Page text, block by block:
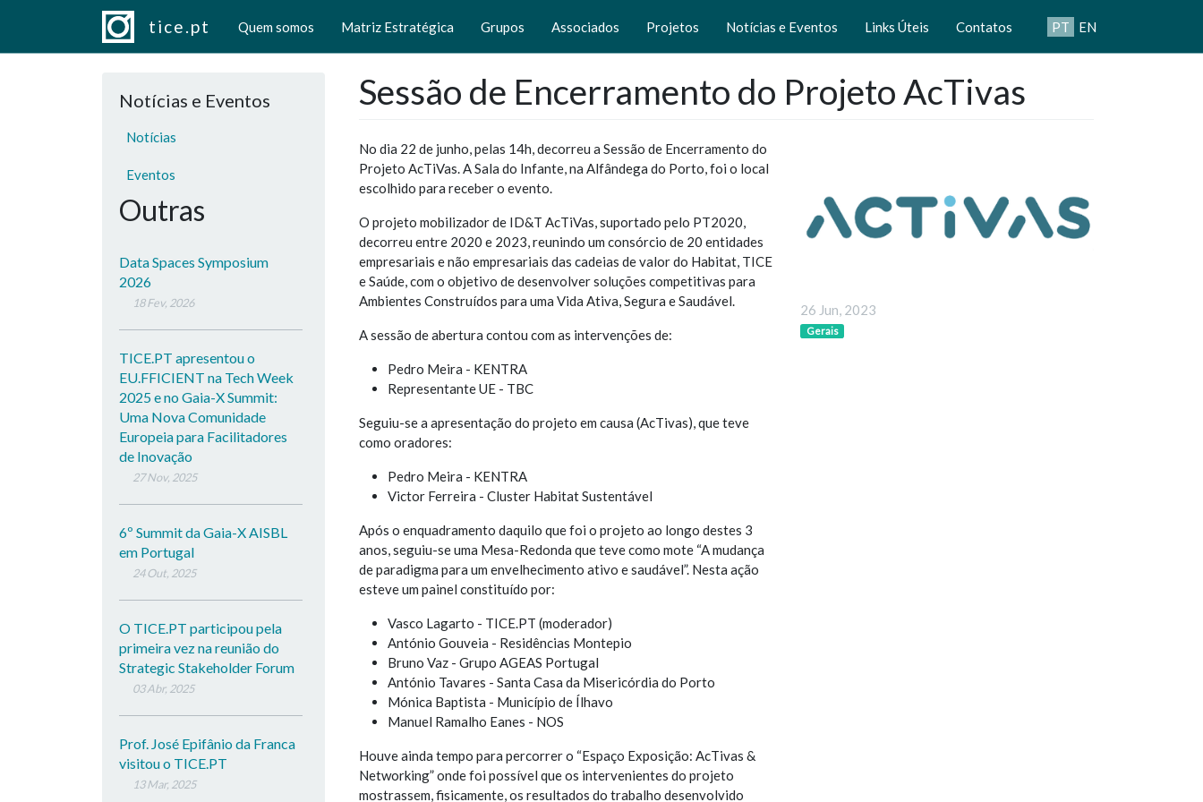
Passar para o conteúdo principal
tice.pt Quem somos Matriz Estratégica Grupos Associados Projetos Notícias e Eventos Links Úteis Contatos PT EN
Notícias e Eventos
Notícias
Eventos
Outras
Data Spaces Symposium
2026
18 Fev, 2026
TICE.PT apresentou o
EU.FFICIENT na Tech Week
2025 e no Gaia-X Summit:
Uma Nova Comunidade
Europeia para Facilitadores
de Inovação
27 Nov, 2025
6º Summit da Gaia-X AISBL
em Portugal
24 Out, 2025
O TICE.PT participou pela
primeira vez na reunião do
Strategic Stakeholder Forum
03 Abr, 2025
Prof. José Epifânio da Franca
visitou o TICE.PT
13 Mar, 2025
Sessão de Encerramento do Projeto AcTivas
No dia 22 de junho, pelas 14h, decorreu a Sessão de Encerramento do
Projeto AcTiVas. A Sala do Infante, na Alfândega do Porto, foi o local
escolhido para receber o evento.
O projeto mobilizador de ID&T AcTiVas, suportado pelo PT2020,
decorreu entre 2020 e 2023, reunindo um consórcio de 20 entidades
empresariais e não empresariais das cadeias de valor do Habitat, TICE
e Saúde, com o objetivo de desenvolver soluções competitivas para
Ambientes Construídos para uma Vida Ativa, Segura e Saudável.
A sessão de abertura contou com as intervenções de:
Pedro Meira - KENTRA
Representante UE - TBC
Seguiu-se a apresentação do projeto em causa (AcTivas), que teve
como oradores:
Pedro Meira - KENTRA
Victor Ferreira - Cluster Habitat Sustentável
Após o enquadramento daquilo que foi o projeto ao longo destes 3
anos, seguiu-se uma Mesa-Redonda que teve como mote “A mudança
de paradigma para um envelhecimento ativo e saudável”. Nesta ação
esteve um painel constituído por:
Vasco Lagarto - TICE.PT (moderador)
António Gouveia - Residências Montepio
Bruno Vaz - Grupo AGEAS Portugal
António Tavares - Santa Casa da Misericórdia do Porto
Mónica Baptista - Município de Ílhavo
Manuel Ramalho Eanes - NOS
Houve ainda tempo para percorrer o “Espaço Exposição: AcTivas &
Networking” onde foi possível que os intervenientes do projeto
mostrassem, fisicamente, os resultados do trabalho desenvolvido
26 Jun, 2023
Gerais